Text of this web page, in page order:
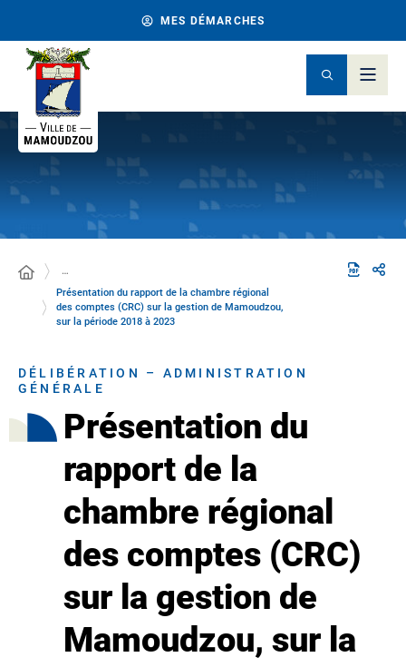
MES DÉMARCHES
…
Présentation du rapport de la chambre régional
des comptes (CRC) sur la gestion de Mamoudzou,
sur la période 2018 à 2023
DÉLIBÉRATION – ADMINISTRATION
GÉNÉRALE
Présentation du
rapport de la
chambre régional
des comptes (CRC)
sur la gestion de
Mamoudzou, sur la